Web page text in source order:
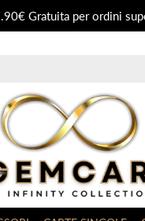
Gratuita per ordini